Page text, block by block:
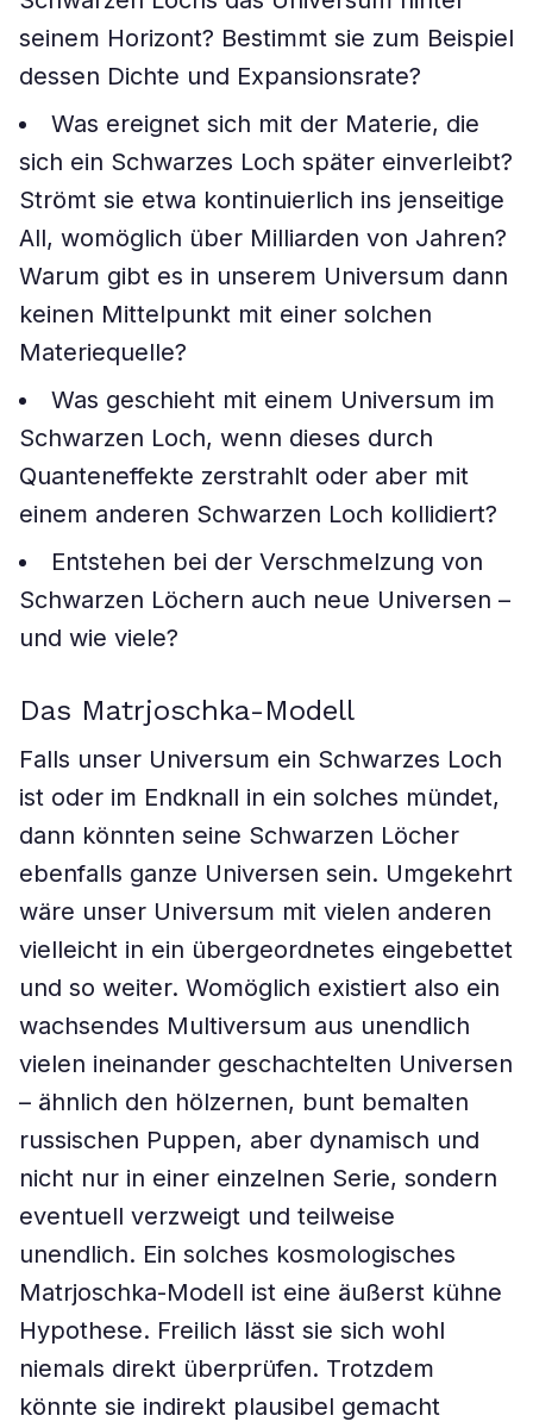
seinem Horizont? Bestimmt sie zum Beispiel
dessen Dichte und Expansionsrate?
Was ereignet sich mit der Materie, die
sich ein Schwarzes Loch später einverleibt?
Strömt sie etwa kontinuierlich ins jenseitige
All, womöglich über Milliarden von Jahren?
Warum gibt es in unserem Universum dann
keinen Mittelpunkt mit einer solchen
Materiequelle?
Was geschieht mit einem Universum im
Schwarzen Loch, wenn dieses durch
Quanteneffekte zerstrahlt oder aber mit
einem anderen Schwarzen Loch kollidiert?
Entstehen bei der Verschmelzung von
Schwarzen Löchern auch neue Universen –
und wie viele?
Das Matrjoschka-Modell
Falls unser Universum ein Schwarzes Loch
ist oder im Endknall in ein solches mündet,
dann könnten seine Schwarzen Löcher
ebenfalls ganze Universen sein. Umgekehrt
wäre unser Universum mit vielen anderen
vielleicht in ein übergeordnetes eingebettet
und so weiter. Womöglich existiert also ein
wachsendes Multiversum aus unendlich
vielen ineinander geschachtelten Universen
– ähnlich den hölzernen, bunt bemalten
russischen Puppen, aber dynamisch und
nicht nur in einer einzelnen Serie, sondern
eventuell verzweigt und teilweise
unendlich. Ein solches kosmologisches
Matrjoschka-Modell ist eine äußerst kühne
Hypothese. Freilich lässt sie sich wohl
niemals direkt überprüfen. Trotzdem
könnte sie indirekt plausibel gemacht